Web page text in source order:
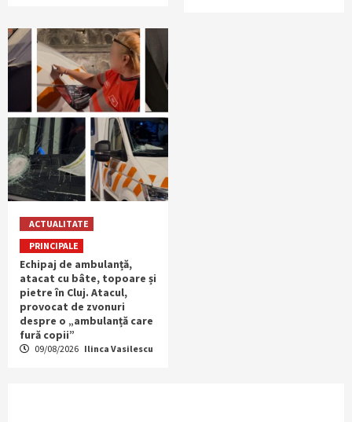
ACTUALITATE
PRINCIPALE
Echipaj de ambulanță,
atacat cu bâte, topoare și
pietre în Cluj. Atacul,
provocat de zvonuri
despre o „ambulanță care
fură copii”
09/08/2026 Ilinca Vasilescu